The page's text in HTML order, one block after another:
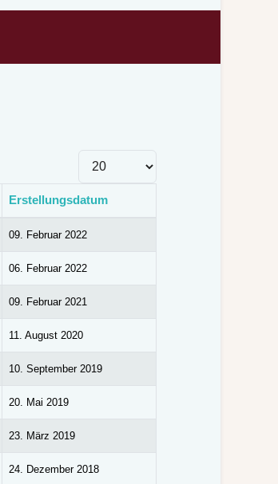
Anzeige #
Erstellungsdatum
09. Februar 2022
06. Februar 2022
09. Februar 2021
11. August 2020
10. September 2019
20. Mai 2019
23. März 2019
24. Dezember 2018